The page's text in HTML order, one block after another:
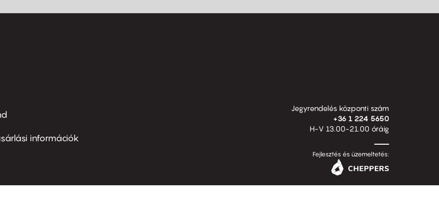
információk
Jegyrendelés központi szám
+36 1 224 5650
H-V 13.00-21.00 óráig
Fejlesztés és üzemeltetés: